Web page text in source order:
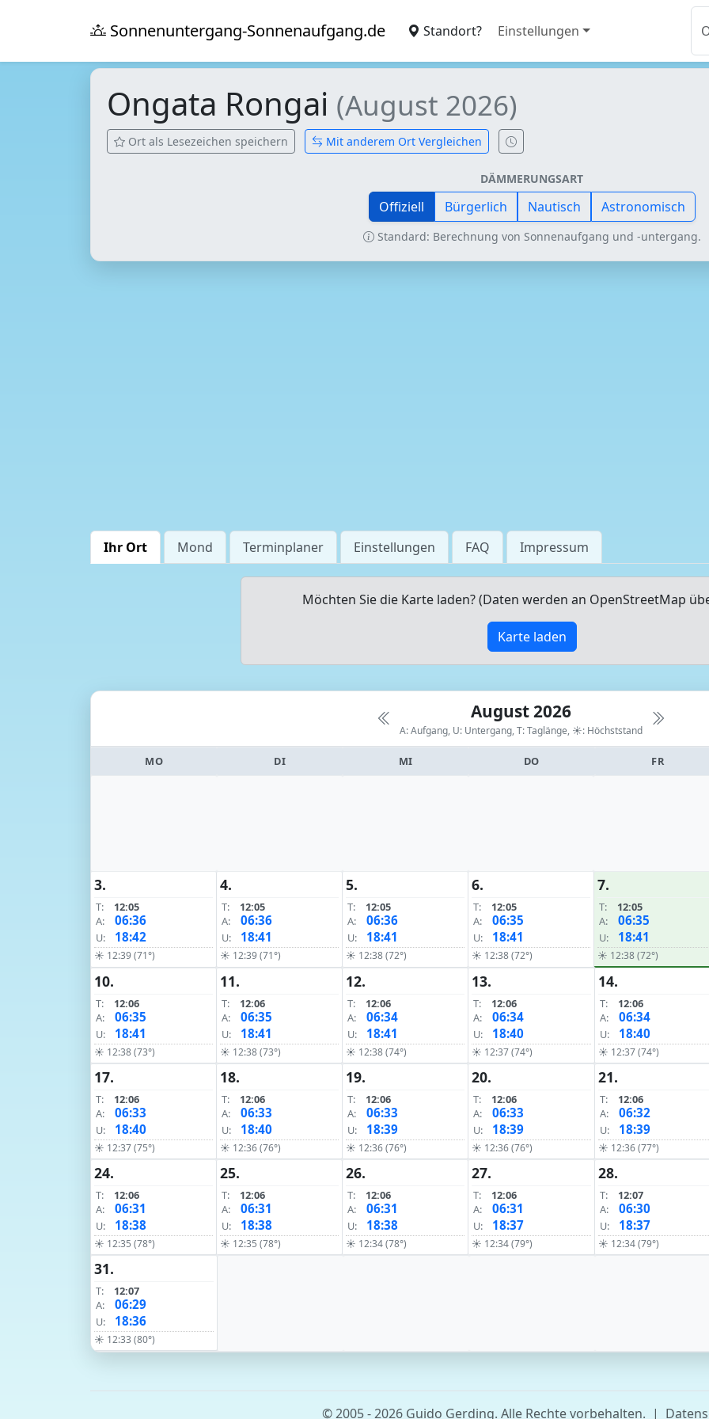
Sonnenuntergang-Sonnenaufgang.de Standort? Einstellungen
Ongata Rongai (August 2026)
Ort als Lesezeichen speichern Mit anderem Ort Vergleichen
DÄMMERUNGSART
Offiziell Bürgerlich Nautisch Astronomisch
Standard: Berechnung von Sonnenaufgang und -untergang.
Ihr Ort Mond Terminplaner Einstellungen FAQ Impressum
Möchten Sie die Karte laden? (Daten werden an OpenStreetMap
Karte laden
August 2026
A: Aufgang, U: Untergang, T: Taglänge, ☀: Höchststand
MO DI MI DO FR
3.
T:
12:05
A:
06:36
U: 18:42
☀ 12:39 (71°)
4.
T:
12:05
A:
06:36
U: 18:41
☀ 12:39 (71°)
5.
T:
12:05
A:
06:36
U: 18:41
☀ 12:38 (72°)
6.
T:
12:05
A:
06:35
U: 18:41
☀ 12:38 (72°)
7.
T:
12:05
A:
06:35
U: 18:41
☀ 12:38 (72°)
10.
T:
12:06
A:
06:35
U: 18:41
☀ 12:38 (73°)
11.
T:
12:06
A:
06:35
U: 18:41
☀ 12:38 (73°)
12.
T:
12:06
A:
06:34
U: 18:41
☀ 12:38 (74°)
13.
T:
12:06
A:
06:34
U: 18:40
☀ 12:37 (74°)
14.
T:
12:06
A:
06:34
U: 18:40
☀ 12:37 (74°)
17.
T:
12:06
A:
06:33
U: 18:40
☀ 12:37 (75°)
18.
T:
12:06
A:
06:33
U: 18:40
☀ 12:36 (76°)
19.
T:
12:06
A:
06:33
U: 18:39
☀ 12:36 (76°)
20.
T:
12:06
A:
06:33
U: 18:39
☀ 12:36 (76°)
21.
T:
12:06
A:
06:32
U: 18:39
☀ 12:36 (77°)
24.
T:
12:06
A:
06:31
U: 18:38
☀ 12:35 (78°)
25.
T:
12:06
A:
06:31
U: 18:38
☀ 12:35 (78°)
26.
T:
12:06
A:
06:31
U: 18:38
☀ 12:34 (78°)
27.
T:
12:06
A:
06:31
U: 18:37
☀ 12:34 (79°)
28.
T:
12:07
A:
06:30
U: 18:37
☀ 12:34 (79°)
31.
T:
12:07
A:
06:29
U: 18:36
☀ 12:33 (80°)
© 2005 - 2026 Guido Gerding. Alle Rechte vorbehalten. |